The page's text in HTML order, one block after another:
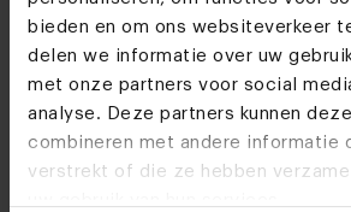
bieden en om ons websiteverkeer
delen we informatie over uw
met onze partners voor social
analyse. Deze partners kunnen
combineren met andere informatie
verstrekt of die ze hebben
Kom je snel eens
Bezoek onze